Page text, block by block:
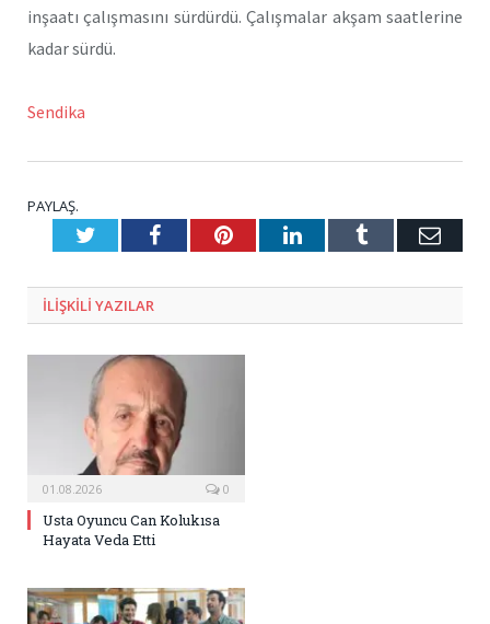
inşaatı çalışmasını sürdürdü. Çalışmalar akşam saatlerine
kadar sürdü.
Sendika
PAYLAŞ.
TwitterFacebookPinterestLinkedInTumblr E-
ILIŞKILI YAZILAR
01.08.2026 0
Usta Oyuncu Can Kolukısa
Hayata Veda Etti